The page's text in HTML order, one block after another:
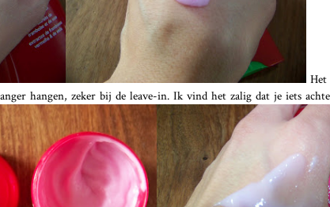
Het
hangen, zeker bij de leave-in. Ik vind het zalig dat je iets